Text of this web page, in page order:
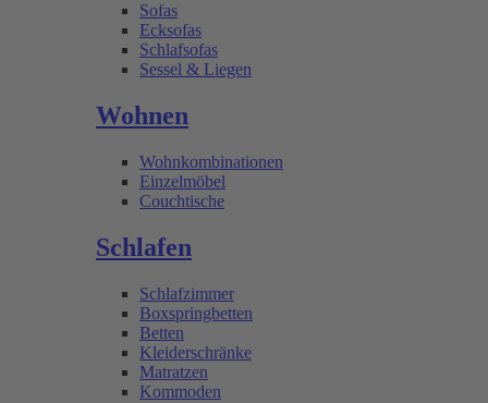
Sofas
Ecksofas
Schlafsofas
Sessel & Liegen
Wohnen
Wohnkombinationen
Einzelmöbel
Couchtische
Schlafen
Schlafzimmer
Boxspringbetten
Betten
Kleiderschränke
Matratzen
Kommoden